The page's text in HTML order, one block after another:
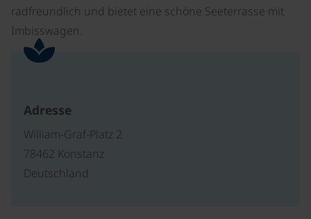
radfreundlich und bietet eine schöne Seeterrasse mit
Imbisswagen.
Adresse
William-Graf-Platz 2
78462 Konstanz
Deutschland